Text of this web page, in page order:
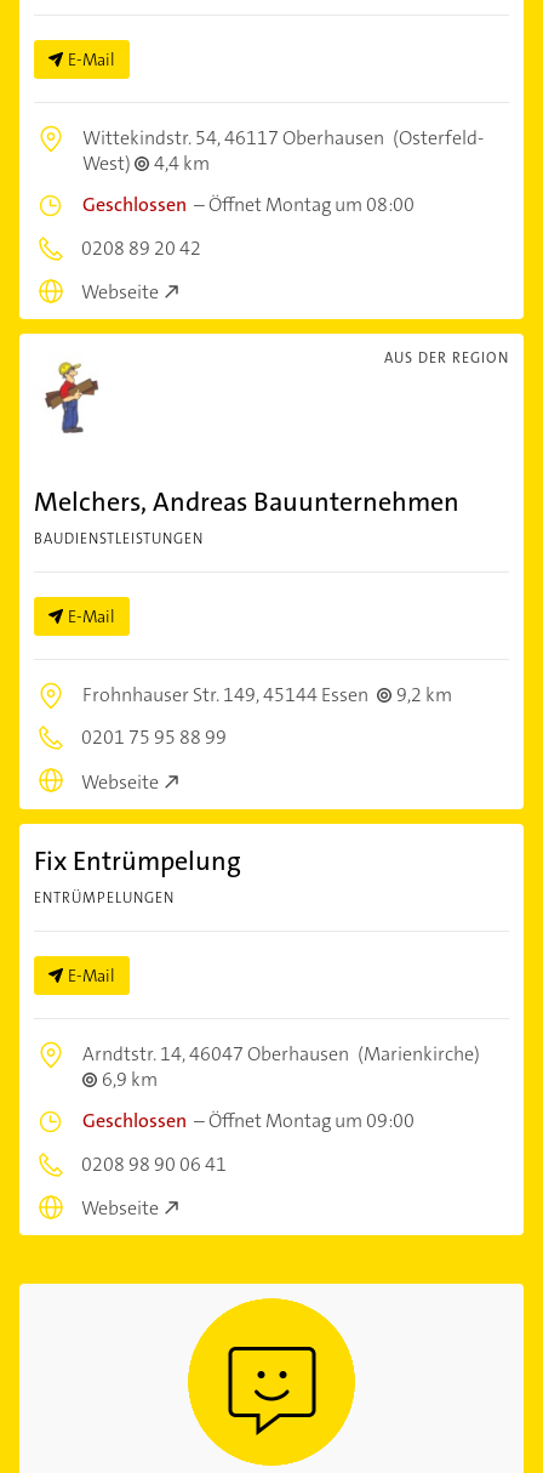
E-Mail
Wittekindstr. 54,46117 Oberhausen (Osterfeld-
West)
4,4 km
Geschlossen –Öffnet Montag um 08:00
0208 89 20 42
Webseite
AUS DER REGION
Melchers, Andreas Bauunternehmen
BAUDIENSTLEISTUNGEN
E-Mail
Frohnhauser Str. 149,45144 Essen
9,2 km
0201 75 95 88 99
Webseite
Fix Entrümpelung
ENTRÜMPELUNGEN
E-Mail
Arndtstr. 14,46047 Oberhausen (Marienkirche)
6,9 km
Geschlossen –Öffnet Montag um 09:00
0208 98 90 06 41
Webseite